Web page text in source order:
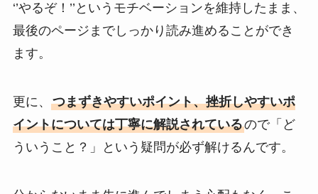
‘’やるぞ！’’というモチベーションを維持したまま、
最後のページまでしっかり読み進めることができ
ます。
更に、 つまずきやすいポイント、挫折しやすいポ
イントについては丁寧に解説されているので「ど
ういうこと？」という疑問が必ず解けるんです。